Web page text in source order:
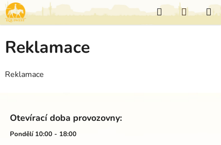
Přejít
na
obsah
Hledat
KOŠÍK
Reklamace
Reklamace
Otevírací doba provozovny:
Pondělí 10:00 - 18:00